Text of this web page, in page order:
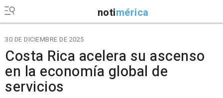
notimérica
30 DE DICIEMBRE DE 2025
Costa Rica acelera su ascenso
en la economía global de
servicios